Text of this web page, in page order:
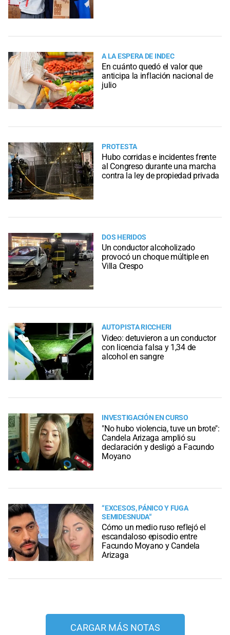
A LA ESPERA DE INDEC
En cuánto quedó el valor que
anticipa la inflación nacional de
julio
PROTESTA
Hubo corridas e incidentes frente
al Congreso durante una marcha
contra la ley de propiedad privada
DOS HERIDOS
Un conductor alcoholizado
provocó un choque múltiple en
Villa Crespo
AUTOPISTA RICCHERI
Video: detuvieron a un conductor
con licencia falsa y 1,34 de
alcohol en sangre
INVESTIGACIÓN EN CURSO
"No hubo violencia, tuve un brote":
Candela Arizaga amplió su
declaración y desligó a Facundo
Moyano
“EXCESOS, PÁNICO Y FUGA
SEMIDESNUDA“
Cómo un medio ruso reflejó el
escandaloso episodio entre
Facundo Moyano y Candela
Arizaga
CARGAR MÁS NOTAS